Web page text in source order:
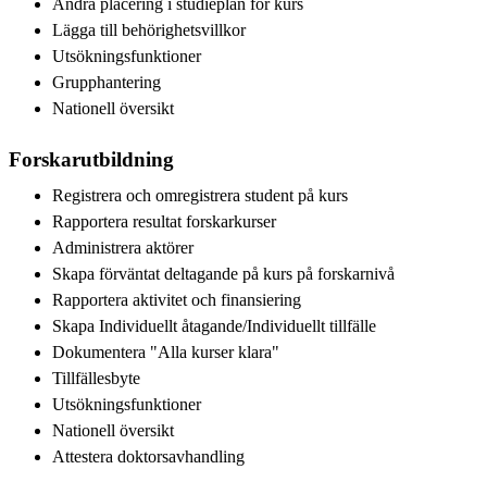
Lägga till behörighetsvillkor
Utsökningsfunktioner
Grupphantering
Nationell översikt
Forskarutbildning
Registrera och omregistrera student på kurs
Rapportera resultat forskarkurser
Administrera aktörer
Skapa förväntat deltagande på kurs på forskarnivå
Rapportera aktivitet och finansiering
Skapa Individuellt åtagande/Individuellt tillfälle
Dokumentera "Alla kurser klara"
Tillfällesbyte
Utsökningsfunktioner
Nationell översikt
Attestera doktorsavhandling